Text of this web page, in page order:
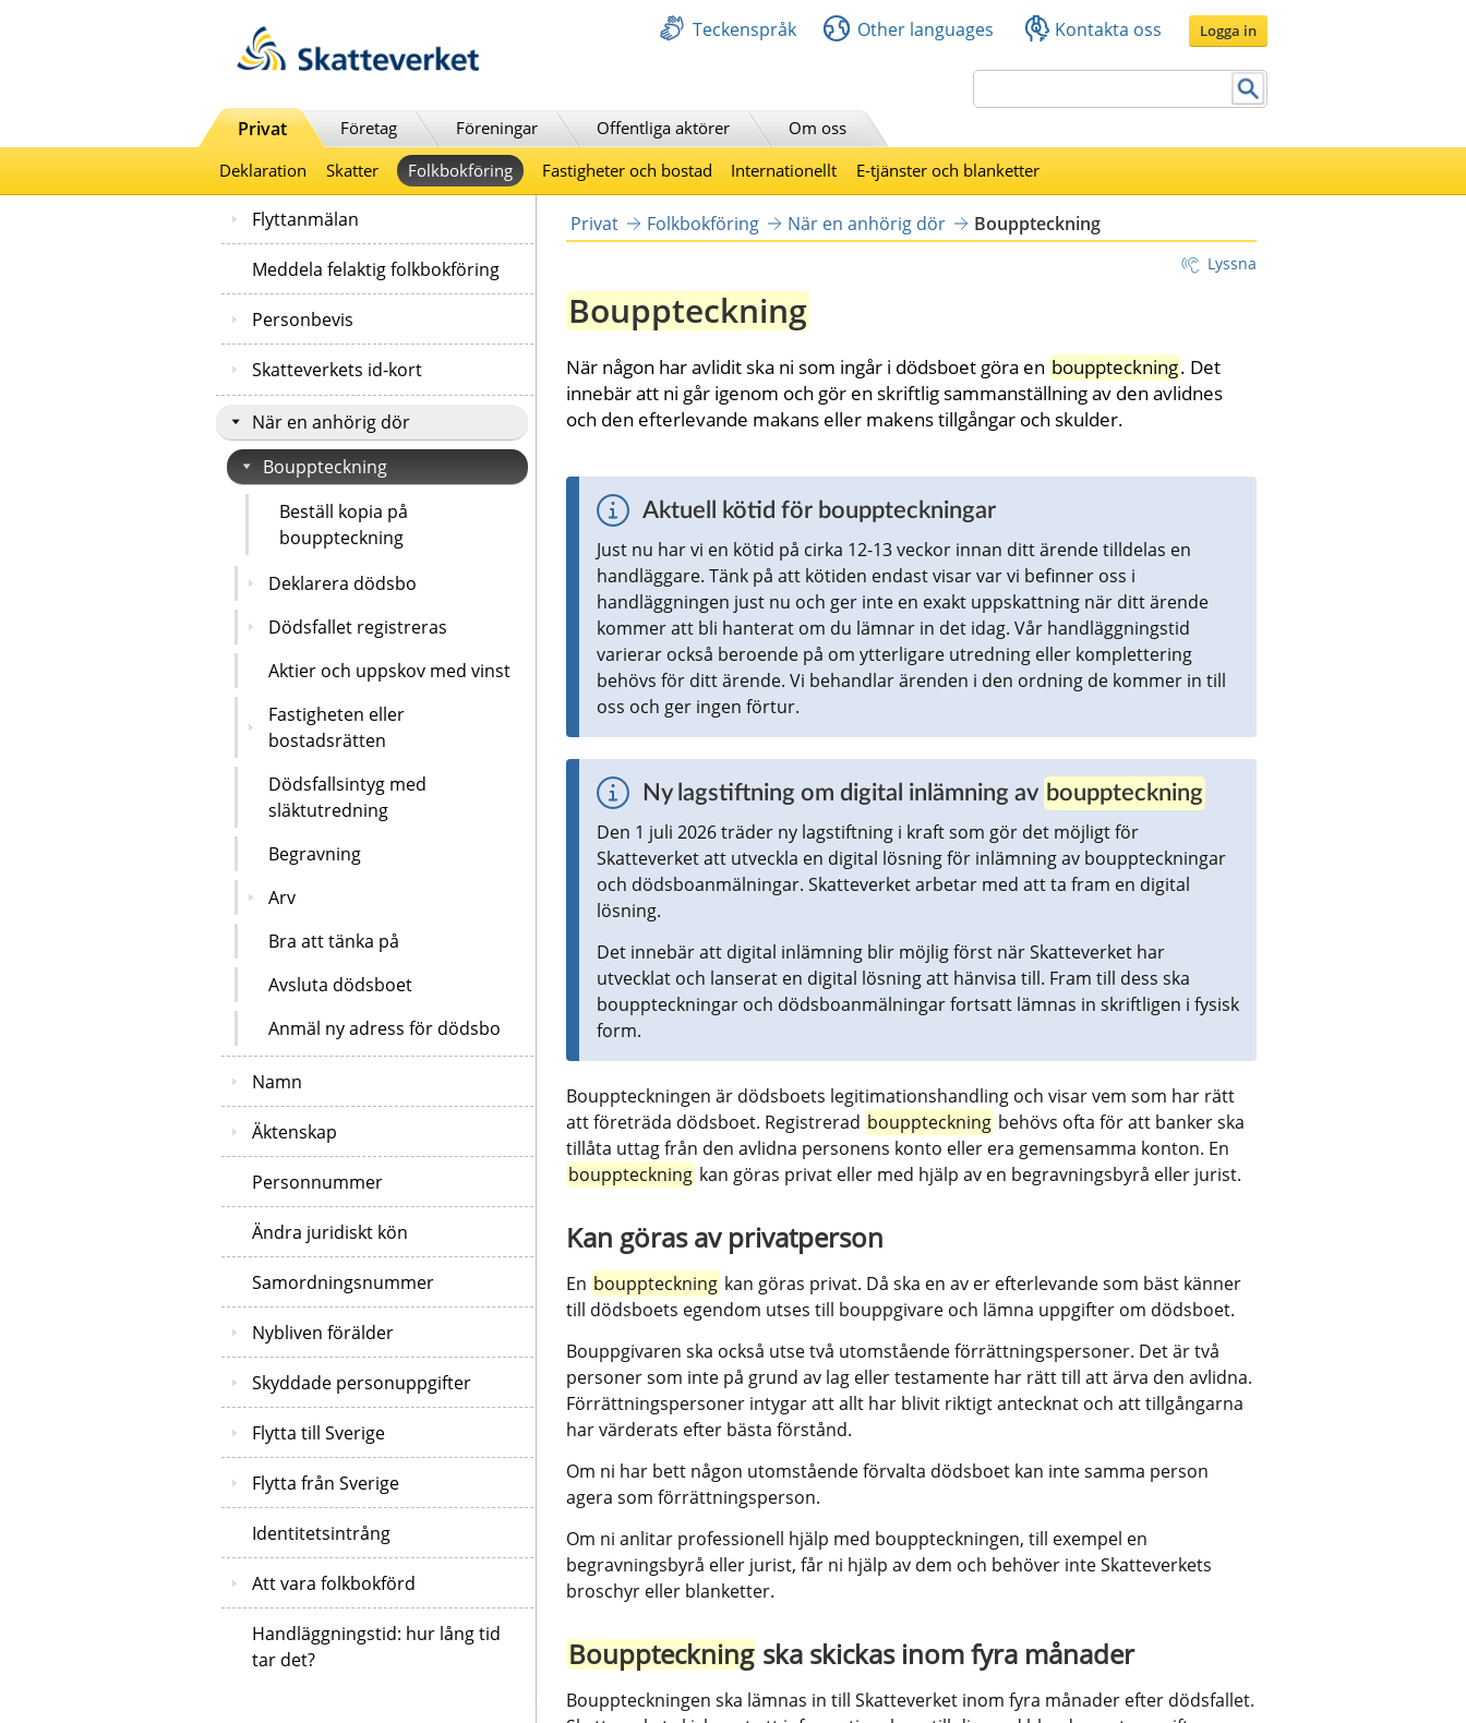
Teckenspråk Other languages Kontakta oss Logga in
Privat Företag Föreningar Offentliga aktörer
Om oss
Deklaration
Skatter Folkbokföring Fastigheter och bostad Internationellt E-tjänster och blanketter
Flyttanmälan
Meddela felaktig folkbokföring
Personbevis
Skatteverkets id-kort
När en anhörig dör
Bouppteckning
Beställ kopia på
bouppteckning
Deklarera dödsbo
Dödsfallet registreras
Aktier och uppskov med vinst
Fastigheten eller
bostadsrätten
Dödsfallsintyg med
släktutredning
Begravning
Arv
Bra att tänka på
Avsluta dödsboet
Anmäl ny adress för dödsbo
Namn
Äktenskap
Personnummer
Ändra juridiskt kön
Samordningsnummer
Nybliven förälder
Skyddade personuppgifter
Flytta till Sverige
Flytta från Sverige
Identitetsintrång
Att vara folkbokförd
Handläggningstid: hur lång tid
tar det?
Privat Folkbokföring När en anhörig dör Bouppteckning
Lyssna
Bouppteckning
När någon har avlidit ska ni som ingår i dödsboet göra en bouppteckning. Det
innebär att ni går igenom och gör en skriftlig sammanställning av den avlidnes
och den efterlevande makans eller makens tillgångar och skulder.
Aktuell kötid för bouppteckningar
Just nu har vi en kötid på cirka 12-13 veckor innan ditt ärende tilldelas en
handläggare. Tänk på att kötiden endast visar var vi befinner oss i
handläggningen just nu och ger inte en exakt uppskattning när ditt ärende
kommer att bli hanterat om du lämnar in det idag. Vår handläggningstid
varierar också beroende på om ytterligare utredning eller komplettering
behövs för ditt ärende. Vi behandlar ärenden i den ordning de kommer in till
oss och ger ingen förtur.
Ny lagstiftning om digital inlämning av bouppteckning
Den 1 juli 2026 träder ny lagstiftning i kraft som gör det möjligt för
Skatteverket att utveckla en digital lösning för inlämning av bouppteckningar
och dödsboanmälningar. Skatteverket arbetar med att ta fram en digital
lösning.
Det innebär att digital inlämning blir möjlig först när Skatteverket har
utvecklat och lanserat en digital lösning att hänvisa till. Fram till dess ska
bouppteckningar och dödsboanmälningar fortsatt lämnas in skriftligen i fysisk
form.
Bouppteckningen är dödsboets legitimationshandling och visar vem som har rätt
att företräda dödsboet. Registrerad bouppteckning behövs ofta för att banker ska
tillåta uttag från den avlidna personens konto eller era gemensamma konton. En
bouppteckning kan göras privat eller med hjälp av en begravningsbyrå eller jurist.
Kan göras av privatperson
En bouppteckning kan göras privat. Då ska en av er efterlevande som bäst känner
till dödsboets egendom utses till bouppgivare och lämna uppgifter om dödsboet.
Bouppgivaren ska också utse två utomstående förrättningspersoner. Det är två
personer som inte på grund av lag eller testamente har rätt till att ärva den avlidna.
Förrättningspersoner intygar att allt har blivit riktigt antecknat och att tillgångarna
har värderats efter bästa förstånd.
Om ni har bett någon utomstående förvalta dödsboet kan inte samma person
agera som förrättningsperson.
Om ni anlitar professionell hjälp med bouppteckningen, till exempel en
begravningsbyrå eller jurist, får ni hjälp av dem och behöver inte Skatteverkets
broschyr eller blanketter.
Bouppteckning ska skickas inom fyra månader
Bouppteckningen ska lämnas in till Skatteverket inom fyra månader efter dödsfallet.